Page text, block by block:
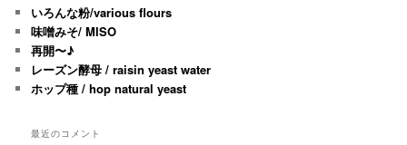
いろんな粉/various flours
味噌みそ/ MISO
再開〜♪
レーズン酵母 / raisin yeast water
ホップ種 / hop natural yeast
最近のコメント